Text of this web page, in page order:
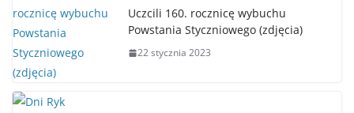
Uczcili 160. rocznicę wybuchu
Powstania Styczniowego (zdjęcia)
22 stycznia 2023